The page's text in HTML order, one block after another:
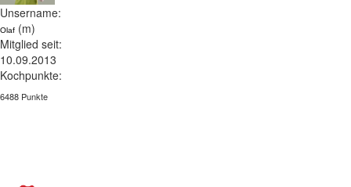
Unsername:
Olaf (m)
Mitglied seit:
10.09.2013
Kochpunkte:
6488 Punkte